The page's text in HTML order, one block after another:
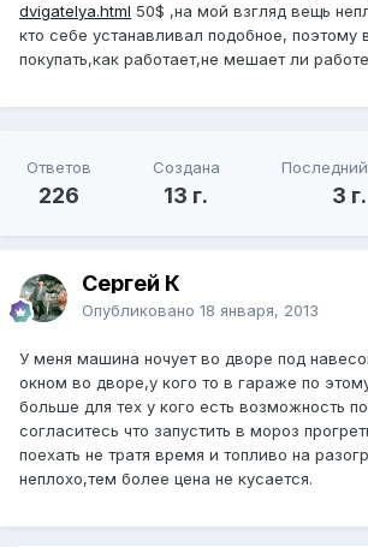
dvigatelya.html 50$ ,на мой взгляд вещь
кто себе устанавливал подобное, поэтому
покупать,как работает,не мешает ли
Ответов
226
Создана
13 г. 3 г.
Сергей К
Опубликовано 18 января, 2013
У меня машина ночует во дворе под
окном во дворе,у кого то в гараже по
больше для тех у кого есть возможность
согласитесь что запустить в мороз
поехать не тратя время и топливо на
неплохо,тем более цена не кусается.